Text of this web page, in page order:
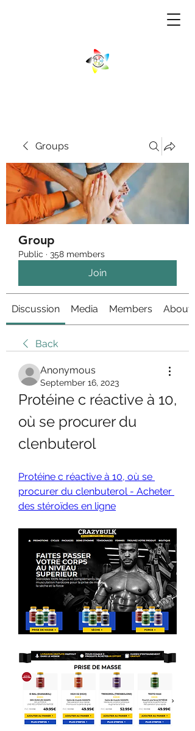
Groups
Group
Public · 358 members
Join
Discussion Media Members About
Back
Anonymous
September 16, 2023
Protéine c réactive à 10,
où se procurer du
clenbuterol
Protéine c réactive à 10, où se
procurer du clenbuterol - Acheter
des stéroïdes en ligne